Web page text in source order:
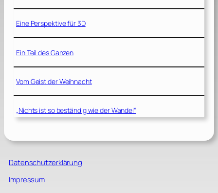
Eine Perspektive für 3D
Ein Teil des Ganzen
Vom Geist der Weihnacht
„Nichts ist so beständig wie der Wandel“
Datenschutzerklärung
Impressum